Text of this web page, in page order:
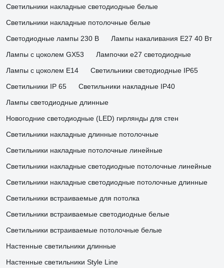
Светильники накладные светодиодные белые
Светильники накладные потолочные белые
Светодиодные лампы 230 В
Лампы накаливания E27 40 Вт
Лампы с цоколем GX53
Лампочки е27 светодиодные
Лампы с цоколем Е14
Светильники светодиодные IP65
Светильники IP 65
Светильники накладные IP40
Лампы светодиодные длинные
Новогодние светодиодные (LED) гирлянды для стен
Светильники накладные длинные потолочные
Светильники накладные потолочные линейные
Светильники накладные светодиодные потолочные линейные
Светильники накладные светодиодные потолочные длинные
Светильники встраиваемые для потолка
Светильники встраиваемые светодиодные белые
Светильники встраиваемые потолочные белые
Настенные светильники длинные
Настенные светильники Style Line